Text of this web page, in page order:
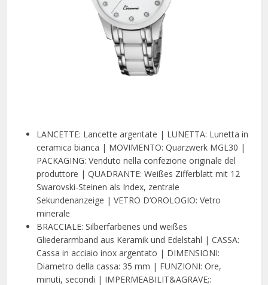
LANCETTE: Lancette argentate | LUNETTA: Lunetta in
ceramica bianca | MOVIMENTO: Quarzwerk MGL30 |
PACKAGING: Venduto nella confezione originale del
produttore | QUADRANTE: Weißes Zifferblatt mit 12
Swarovski-Steinen als Index, zentrale
Sekundenanzeige | VETRO D’OROLOGIO: Vetro
minerale
BRACCIALE: Silberfarbenes und weißes
Gliederarmband aus Keramik und Edelstahl | CASSA:
Cassa in acciaio inox argentato | DIMENSIONI:
Diametro della cassa: 35 mm | FUNZIONI: Ore,
minuti, secondi | IMPERMEABILIT&AGRAVE;: